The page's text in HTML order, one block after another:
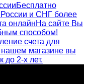
Бесплатно
России и СНГ более
онлайнНа сайте Вы
способом!
счета для
нашем магазине вы
до 2-х лет.